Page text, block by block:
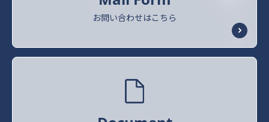
お問い合わせはこちら